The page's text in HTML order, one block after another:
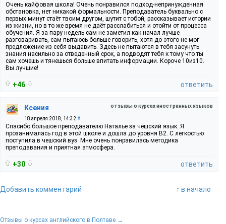
Очень кайфовая школа! Очень понравился подход-непринужденная
обстановка, нет никакой формальности. Преподаватель буквально с
первых минут стаёт твоим другом, шутит с тобой, рассказывает истории
из жизни, но в то же время не даёт расслабиться и отойти от процесса
обучения. Я за пару недель сам не заметил как начал лучше
разговаривать, сам пытаюсь больше говорить, хотя до этого не мог
предложение из себя выдавить. Здесь не пытаются в тебя засунуть
знания насильно за отведенный срок, а подводят тебя к тому что ты
сам хочешь и тянешься больше впитать информации. Короче 10из10.
Вы лучшие!
+46 ответить
отзывы о курсах иностранных языков
Ксения
18 апреля 2018, 14:32 #
Спасибо большое преподавателю Наталье за чешский язык. Я
прозанималась год в этой школе и дошла до уровня В2. С легкостью
поступила в чешский вуз. Мне очень понравилась методика
преподавания и приятная атмосфера.
+30 ответить
Добавить комментарий ↑ в начало
Отзывы о курсах английского в Полтаве →